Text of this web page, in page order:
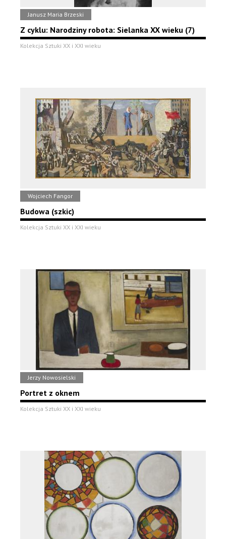
Janusz Maria Brzeski
Z cyklu: Narodziny robota: Sielanka XX wieku (7)
Kolekcja Sztuki XX i XXI wieku
Wojciech Fangor
Budowa (szkic)
Kolekcja Sztuki XX i XXI wieku
Jerzy Nowosielski
Portret z oknem
Kolekcja Sztuki XX i XXI wieku